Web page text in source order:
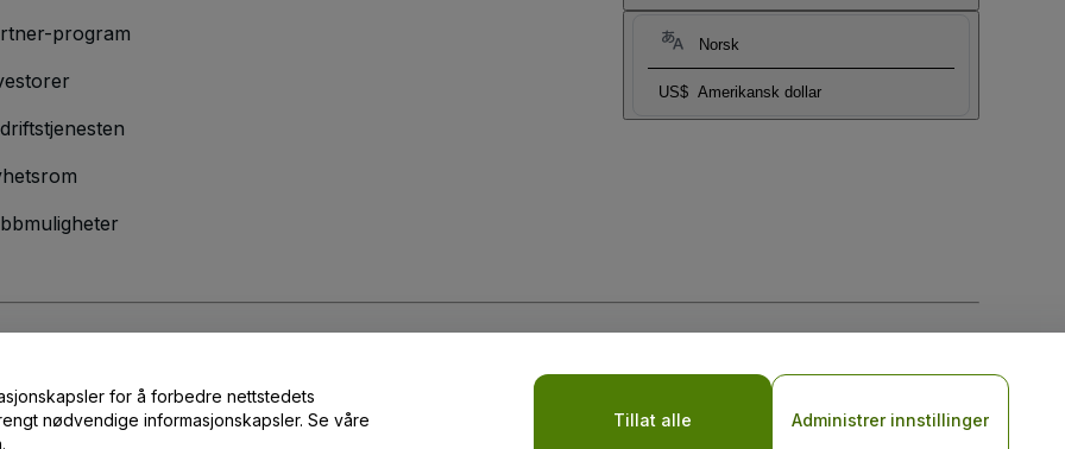
Norsk
US$ Amerikansk dollar
program
Retningslinjer for informasjonskapslerogRetningslinjer for personvern for mobil
for å forbedre nettstedets
nødvendige informasjonskapsler. Se våre
Tillat alle Administrer innstillinger